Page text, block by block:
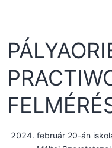
február 20-án